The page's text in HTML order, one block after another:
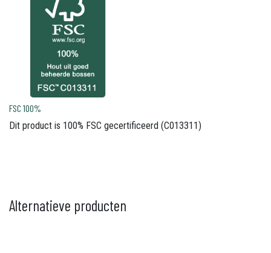
FSC 100%
Dit product is 100% FSC gecertificeerd (C013311)
Alternatieve producten